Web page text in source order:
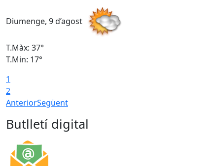
Diumenge, 9 d’agost
T.Màx: 37°
T.Min: 17°
1
2
AnteriorSegüent
Butlletí digital